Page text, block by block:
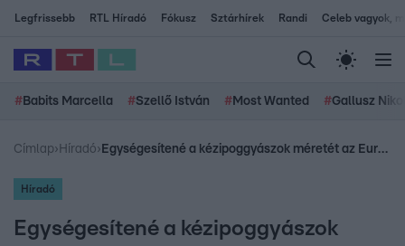
Legfrissebb RTL Híradó Fókusz Sztárhírek Randi Celeb vagyok,
# Babits Marcella #Szellő István # Most Wanted #Gallusz
Címlap› Híradó› Egységesítené a kézipoggyászok méretét az Európai Parlament
Híradó
Egységesítené a kézipoggyászok